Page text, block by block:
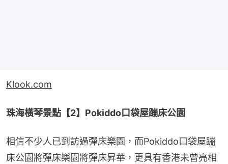
Klook.com
珠海橫琴景點【2】Pokiddo口袋屋蹦床公園
相信不少人已到訪過彈床樂園，而Pokiddo口袋屋蹦
床公園將彈床樂園將彈床昇華，更具有香港未曾亮相